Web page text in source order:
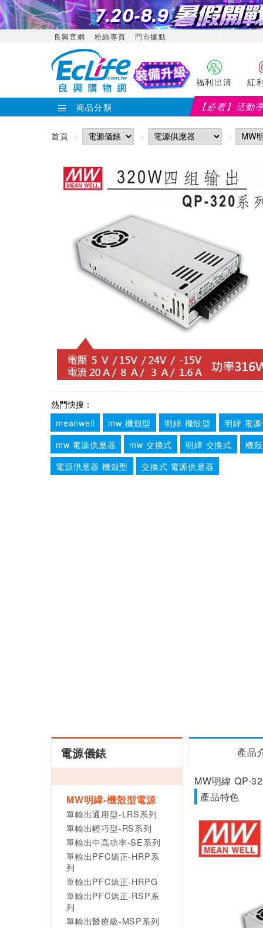
良興官網 粉絲專頁 門市據點
福利出清 紅
商品分類 【必看】活動
首頁
熱門快搜：
meanwell
mw 機殼型 明緯 機殼型
明緯 電
mw 電源供應器
mw 交換式 明緯 交換式
機
電源供應器 機殼型
交換式 電源供應器
電源儀錶
MW明緯-機殼型電源
單輸出通用型-LRS系列
單輸出輕巧型-RS系列
單輸出中高功率-SE系列
單輸出PFC矯正-HRP系
列
單輸出PFC矯正-HRPG
單輸出PFC矯正-RSP系
列
單輸出醫療級-MSP系列
產品
MW明緯 QP-
產品特色